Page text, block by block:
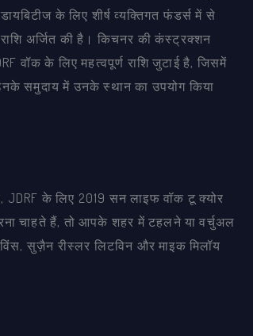
के लिए शीर्ष व्यक्तिगत फंडर्स में से
अर्जित की है। किचनर की कंस्ट्रक्शन
वॉक के लिए महत्वपूर्ण राशि जुटाई है, जिसमें
समुदाय में उनके स्थान का उपयोग किया
के लिए 2019 सन लाइफ वॉक टू क्योर
चाहते हैं, तो आपके शहर में टहलने या वर्चुअल
सुज़ैन रीस्लर लिटविन और माइक मिलॉय